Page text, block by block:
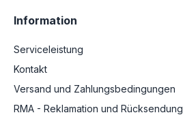
Information
Serviceleistung
Kontakt
Versand und Zahlungsbedingungen
RMA - Reklamation und Rücksendung